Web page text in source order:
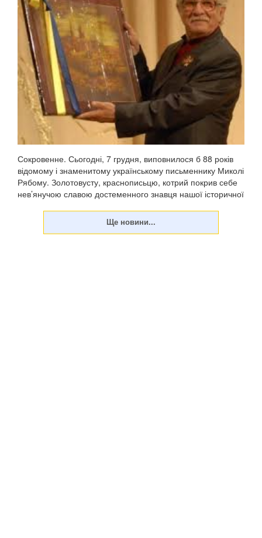
Сокровенне. Сьогодні, 7 грудня, виповнилося б 88 років
відомому і знаменитому українському письменнику Миколі
Рябому. Золотовусту, краснописьцю, котрий покрив себе
нев’янучою славою достеменного знавця нашої історичної